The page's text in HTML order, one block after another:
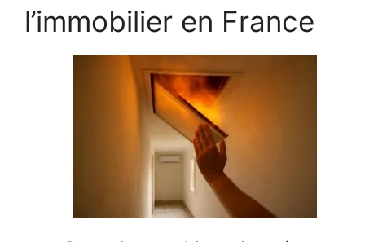
l’immobilier en France